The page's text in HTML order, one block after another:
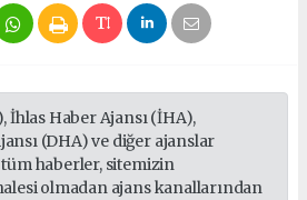
İhlas Haber Ajansı (İHA),
(DHA) ve diğer ajanslar
haberler, sitemizin
olmadan ajans kanallarından